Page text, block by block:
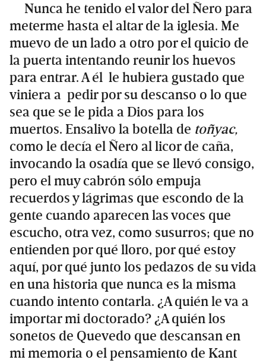
Nunca he tenido el valor del Ñero para
meterme hasta el altar de la iglesia. Me
muevo de un lado a otro por el quicio de
la puerta intentando reunir los huevos
para entrar. A él le hubiera gustado que
viniera a pedir por su descanso o lo que
sea que se le pida a Dios para los
muertos. Ensalivo la botella de toñyac,
como le decía el Ñero al licor de caña,
invocando la osadía que se llevó consigo,
pero el muy cabrón sólo empuja
recuerdos y lágrimas que escondo de la
gente cuando aparecen las voces que
escucho, otra vez, como susurros; que no
entienden por qué lloro, por qué estoy
aquí, por qué junto los pedazos de su vida
en una historia que nunca es la misma
cuando intento contarla. ¿A quién le va a
importar mi doctorado? ¿A quién los
sonetos de Quevedo que descansan en
mi memoria o el pensamiento de Kant